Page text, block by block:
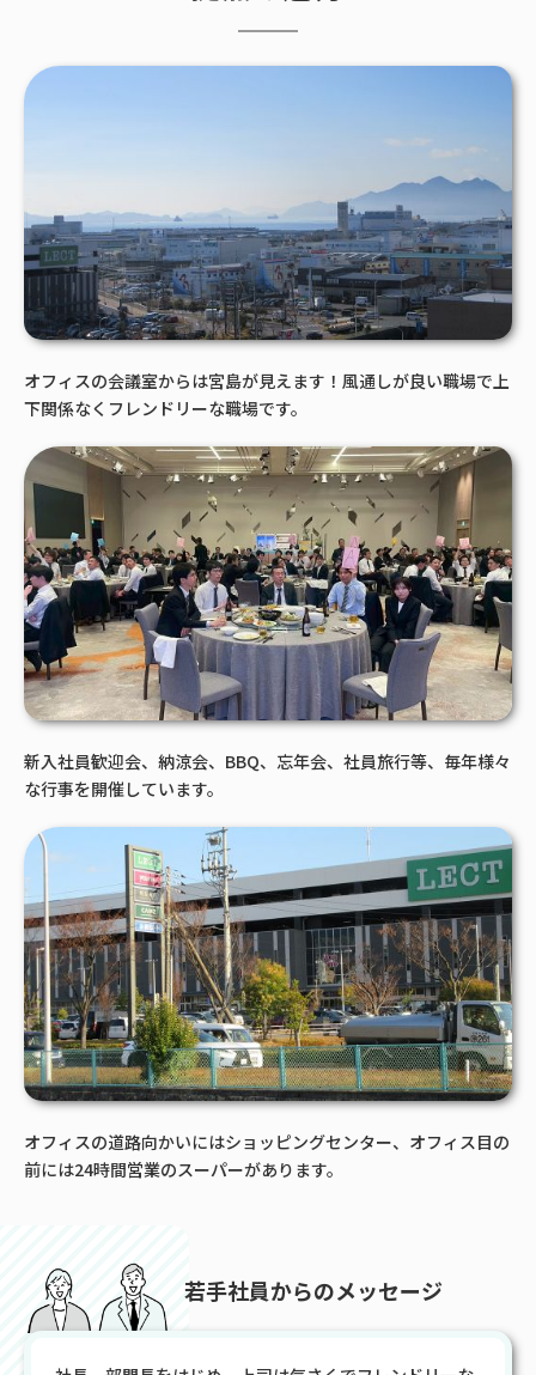
オフィスの会議室からは宮島が見えます！風通しが良い職場で上
下関係なくフレンドリーな職場です。
新入社員歓迎会、納涼会、BBQ、忘年会、社員旅行等、毎年様々
な行事を開催しています。
オフィスの道路向かいにはショッピングセンター、オフィス目の
前には24時間営業のスーパーがあります。
若手社員からのメッセージ